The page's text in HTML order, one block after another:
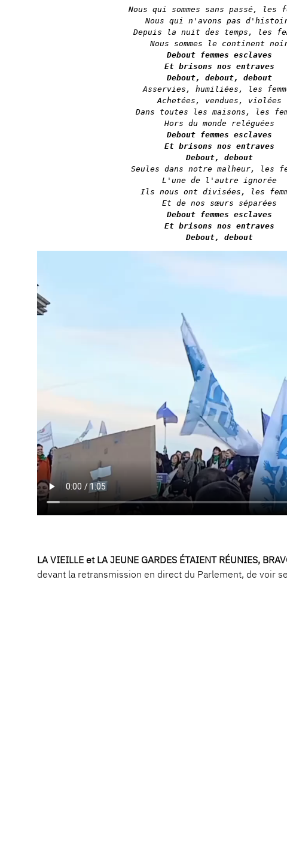
Nous qui sommes sans passé, les
Nous qui n'avons pas
Depuis la nuit des temps, les
Debout femmes esclaves
Et brisons nos entraves
Debout, debout, debout
Asservies, humiliées, les
Achetées, vendues, violées
Dans toutes les maisons, les
Debout femmes esclaves
Et brisons nos entraves
Debout, debout
Seules dans notre malheur, les
L'une de l'autre ignorée
Ils nous ont divisées, les
Et de nos sœurs séparées
Debout femmes esclaves
Et brisons nos entraves
Debout, debout
LA VIEILLE et LA JEUNE GARDES ÉTAIENT RÉUNIES,
devant la retransmission en direct du Parlement, de voir